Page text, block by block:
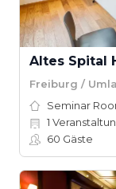
Altes Spital
Freiburg /
Seminar
1
60 Gäste